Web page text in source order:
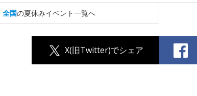
全国の夏休みイベント一覧へ
X(旧Twitter)でシェア